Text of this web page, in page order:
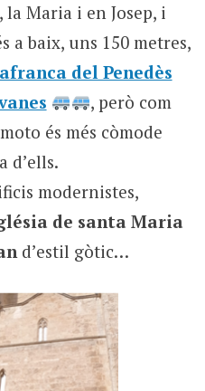
Maria i en Josep, i
a baix, uns 150 metres,
del Penedès
, però com
és més còmode
d’ells.
modernistes,
de santa Maria
d’estil gòtic…